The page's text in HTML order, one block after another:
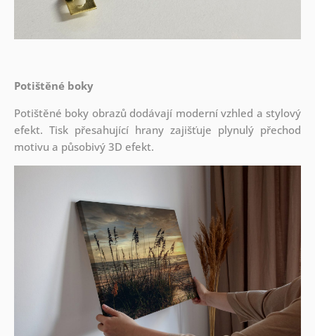
Potištěné boky
Potištěné boky obrazů dodávají moderní vzhled a stylový
efekt. Tisk přesahující hrany zajišťuje plynulý přechod
motivu a působivý 3D efekt.